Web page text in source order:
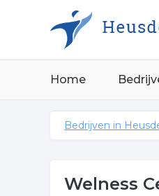
Home
Bedrijven in
Welness